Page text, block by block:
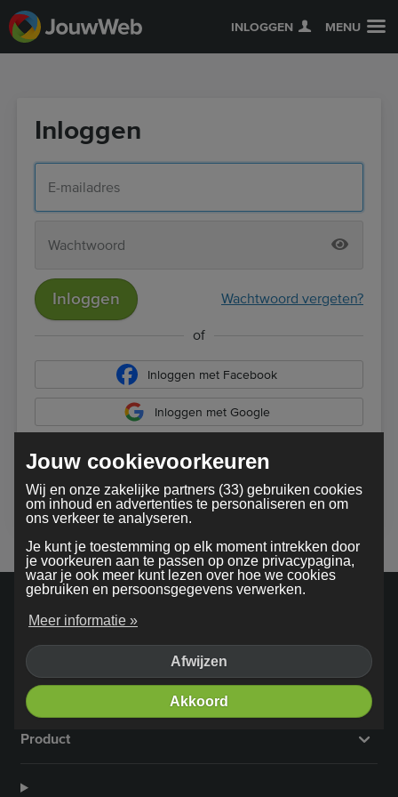
INLOGGEN MENU
Inloggen
Inloggen Wachtwoord vergeten?
of
Inloggen met Facebook
Inloggen met Google
algemene voorwaarden
Bedrijf
Product
Jouw cookievoorkeuren
Wij en onze zakelijke partners (33) gebruiken cookies
om inhoud en advertenties te personaliseren en om
ons verkeer te analyseren.
Je kunt je toestemming op elk moment intrekken door
je voorkeuren aan te passen op onze privacypagina,
waar je ook meer kunt lezen over hoe we cookies
gebruiken en persoonsgegevens verwerken.
Meer informatie »
Afwijzen
Akkoord